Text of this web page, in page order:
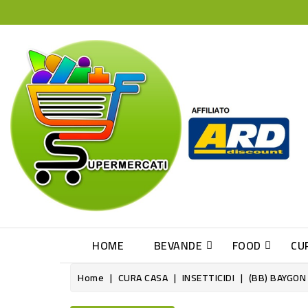
HOME BEVANDE FOOD
Home CURA CASA INSETTICIDI (BB)